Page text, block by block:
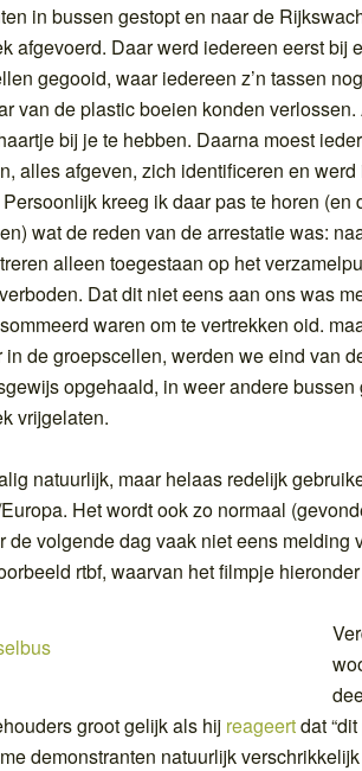
in bussen gestopt en naar de
afgevoerd. Daar werd iedereen eerst bij
gegooid, waar iedereen z’n tassen
van de plastic boeien konden
bij je te hebben. Daarna moest
alles afgeven, zich identificeren en
kreeg ik daar pas te horen (en
wat de reden van de arrestatie was:
alleen toegestaan op het
Dat dit niet eens aan ons was
waren om te vertrekken oid.
in de groepscellen, werden we eind van
opgehaald, in weer andere bussen
vrijgelaten.
natuurlijk, maar helaas redelijk
Het wordt ook zo normaal
de volgende dag vaak niet eens melding
rtbf, waarvan het filmpje
groot gelijk als hij reageertdat
demonstranten natuurlijk